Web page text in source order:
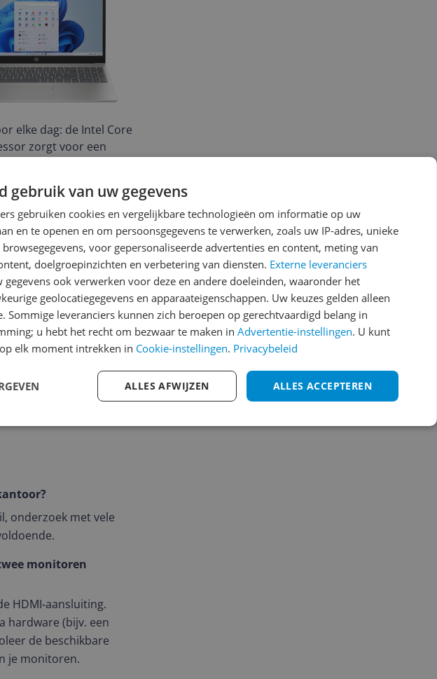
elke dag: de Intel Core
zorgt voor een
en apps, en de
programma’s
en biedt ruime plek
foto’s en projecten.
taken zijn geen
onderzoek met vele
monitoren
HDMI‑aansluiting.
hardware (bijv. een
de beschikbare
je monitoren.
gebruik van uw gegevens
gebruiken cookies en vergelijkbare technologieën om informatie op uw
en te openen en om persoonsgegevens te verwerken, zoals uw IP-adres, unieke
voor gepersonaliseerde advertenties en content, meting van
doelgroepinzichten en verbetering van diensten. Externe leveranciers
gegevens ook verwerken voor deze en andere doeleinden, waaronder het
geolocatiegegevens en apparaateigenschappen. Uw keuzes gelden alleen
Sommige leveranciers kunnen zich beroepen op gerechtvaardigd belang in
u hebt het recht om bezwaar te maken in Advertentie-instellingen. U kunt
elk moment intrekken in Cookie-instellingen. Privacybeleid
ALLES ACCEPTEREN
ALLES AFWIJZEN